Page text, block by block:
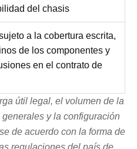
del chasis
a la cobertura escrita,
de los componentes y
en el contrato de
útil legal, el volumen de la
y la configuración
de acuerdo con la forma de